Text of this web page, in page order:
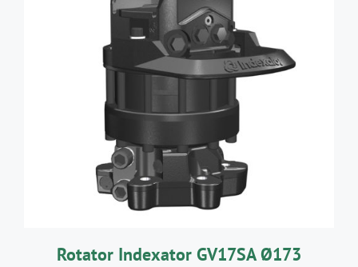
AJOUTER AU PANIER / DÉTAILS
Rotator Indexator GV17SA Ø173